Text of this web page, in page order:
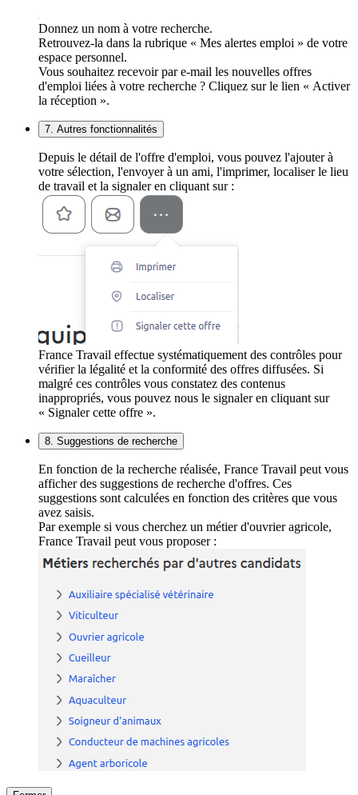
Donnez un nom à votre recherche.
Retrouvez-la dans la rubrique « Mes alertes emploi » de votre
espace personnel.
Vous souhaitez recevoir par e-mail les nouvelles offres
d'emploi liées à votre recherche ? Cliquez sur le lien « Activer
la réception ».
7. Autres fonctionnalités
Depuis le détail de l'offre d'emploi, vous pouvez l'ajouter à
votre sélection, l'envoyer à un ami, l'imprimer, localiser le lieu
de travail et la signaler en cliquant sur :
France Travail effectue systématiquement des contrôles pour
vérifier la légalité et la conformité des offres diffusées. Si
malgré ces contrôles vous constatez des contenus
inappropriés, vous pouvez nous le signaler en cliquant sur
« Signaler cette offre ».
8. Suggestions de recherche
En fonction de la recherche réalisée, France Travail peut vous
afficher des suggestions de recherche d'offres. Ces
suggestions sont calculées en fonction des critères que vous
avez saisis.
Par exemple si vous cherchez un métier d'ouvrier agricole,
France Travail peut vous proposer :